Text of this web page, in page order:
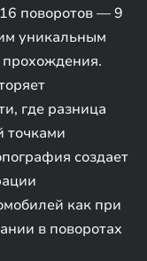
поворотов — 9
уникальным
где разница
точками
создает
как при
в поворотах